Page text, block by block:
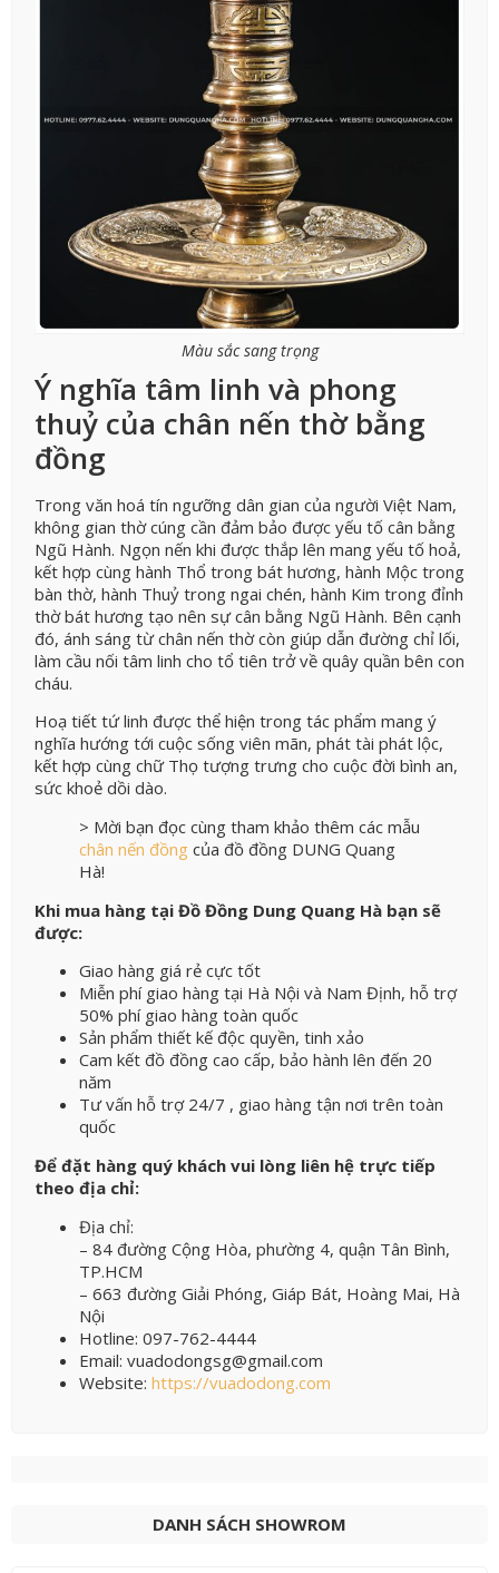
Màu sắc sang trọng
Ý nghĩa tâm linh và phong
thuỷ của chân nến thờ bằng
đồng
Trong văn hoá tín ngưỡng dân gian của người Việt Nam,
không gian thờ cúng cần đảm bảo được yếu tố cân bằng
Ngũ Hành. Ngọn nến khi được thắp lên mang yếu tố hoả,
kết hợp cùng hành Thổ trong bát hương, hành Mộc trong
bàn thờ, hành Thuỷ trong ngai chén, hành Kim trong đỉnh
thờ bát hương tạo nên sự cân bằng Ngũ Hành. Bên cạnh
đó, ánh sáng từ chân nến thờ còn giúp dẫn đường chỉ lối,
làm cầu nối tâm linh cho tổ tiên trở về quây quần bên con
cháu.
Hoạ tiết tứ linh được thể hiện trong tác phẩm mang ý
nghĩa hướng tới cuộc sống viên mãn, phát tài phát lộc,
kết hợp cùng chữ Thọ tượng trưng cho cuộc đời bình an,
sức khoẻ dồi dào.
> Mời bạn đọc cùng tham khảo thêm các mẫu
chân nến đồng của đồ đồng DUNG Quang
Hà!
Khi mua hàng tại Đồ Đồng Dung Quang Hà bạn sẽ
được:
Giao hàng giá rẻ cực tốt
Miễn phí giao hàng tại Hà Nội và Nam Định, hỗ trợ
50% phí giao hàng toàn quốc
Sản phẩm thiết kế độc quyền, tinh xảo
Cam kết đồ đồng cao cấp, bảo hành lên đến 20
năm
Tư vấn hỗ trợ 24/7 , giao hàng tận nơi trên toàn
quốc
Để đặt hàng quý khách vui lòng liên hệ trực tiếp
theo địa chỉ:
Địa chỉ:
– 84 đường Cộng Hòa, phường 4, quận Tân Bình,
TP.HCM
– 663 đường Giải Phóng, Giáp Bát, Hoàng Mai, Hà
Nội
Hotline: 097-762-4444
Email: vuadodongsg@gmail.com
Website: https://vuadodong.com
DANH SÁCH SHOWROM